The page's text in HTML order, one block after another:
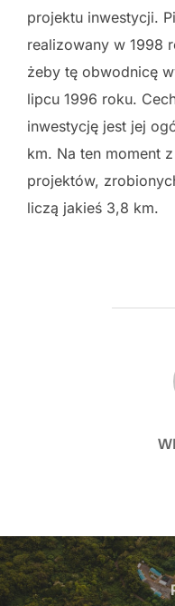
projektu inwestycji.
realizowany w 1998
żeby tę obwodnicę
lipcu 1996 roku.
inwestycję jest jej
km. Na ten moment
projektów,
liczą jakieś 3,8 km.
Nawigacja
wpisu